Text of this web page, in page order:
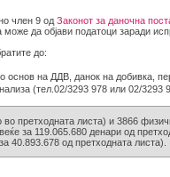
член 9 од Законот за даночна
да објави податоци заради
до:
основ на ДДВ, данок на добивка,
(тел.02/3293 978 или 02/3293
претходната листа) и 3866
за 119.065.680 денари од
40.893.678 од претходната листа).